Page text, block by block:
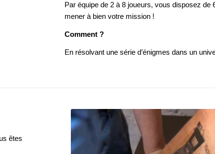
Par équipe de 2 à 8 joueurs, vous disposez de
mener à bien votre mission !
Comment ?
En résolvant une série d’énigmes dans un
êtes